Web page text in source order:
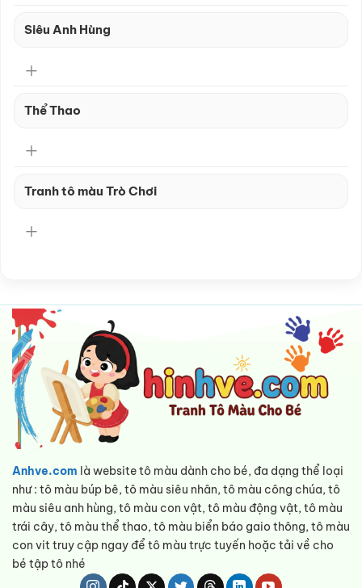
Siêu Anh Hùng
Thể Thao
Tranh tô màu Trò Chơi
Anhve.com là website tô màu dành cho bé, đa dạng thể loại
như : tô màu búp bê, tô màu siêu nhân, tô màu công chúa, tô
màu siêu anh hùng, tô màu con vật, tô màu động vật, tô màu
trái cây, tô màu thể thao, tô màu biển báo gaio thông, tô màu
con vit truy cập ngay để tô màu trực tuyến hoặc tải về cho
bé tập tô nhé